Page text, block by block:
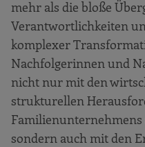
mehr als die bloße
Verantwortlichkeiten
komplexer
Nachfolgerinnen und
nicht nur mit den
strukturellen
sondern auch mit den